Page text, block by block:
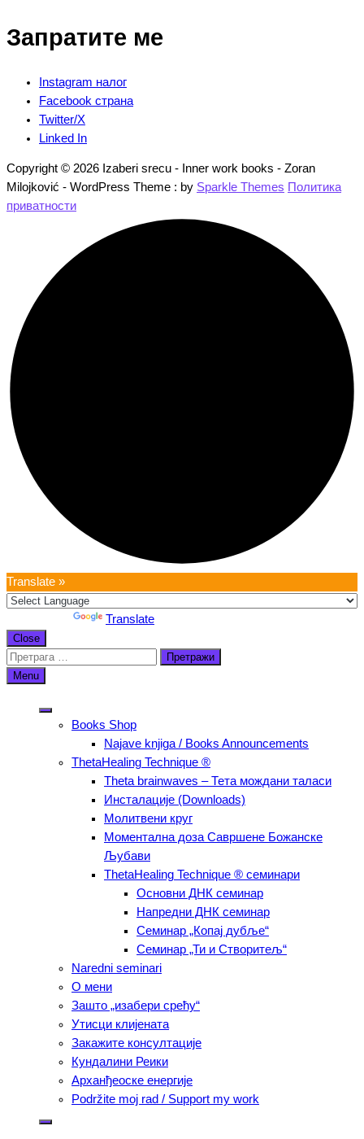
Запратите ме
Instagram налог
Facebook страна
Twitter/X
Linked In
Copyright © 2026 Izaberi srecu - Inner work books - Zoran
Milojković - WordPress Theme : by Sparkle Themes Политика
приватности
Translate »
Translate
Scroll
Up
Close
Претрага
за:
Menu
Books Shop
Najave knjiga / Books Announcements
ThetaHealing Technique ®
Тheta brainwaves – Тета мождани таласи
Инсталације (Downloads)
Молитвени круг
Моментална доза Савршене Божанске
Љубави
ThetaHealing Technique ® семинари
Основни ДНК семинар
Напредни ДНК семинар
Семинар „Копај дубље“
Семинар „Ти и Створитељ“
Naredni seminari
О мени
Зашто „изабери срећу“
Утисци клијената
Закажите консултације
Кундалини Реики
Арханђеоске енергије
Podržite moj rad / Support my work